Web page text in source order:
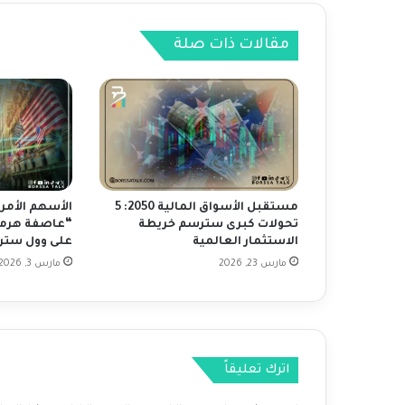
ل
ا
ي
ك
ي
م
ع
مقالات ذات صلة
مستقبل الأسواق المالية 2050: 5
تحولات كبرى سترسم خريطة
الاستثمار العالمية
مارس 23, 2026
الأسهم
“عاصفة
على وول
مارس 3, 2026
اترك تعليقاً